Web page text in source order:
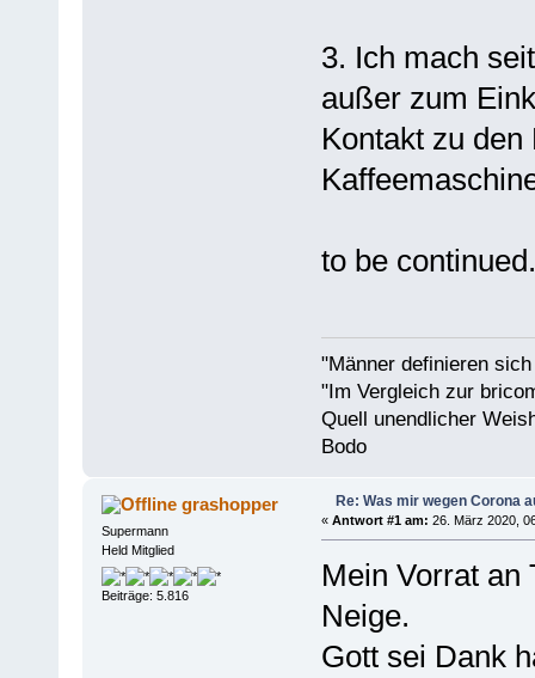
3. Ich mach
außer zum
Kontakt zu
to be
"Männer definieren
"Im Vergleich zur
Quell unendlicher
Bodo
grashopper
Supermann
Held Mitglied
Beiträge: 5.816
Re: Was mir wegen Corona
« Antwort #1 am: 26. März 2020,
Mein Vorrat an
Neige.
Gott sei Dank